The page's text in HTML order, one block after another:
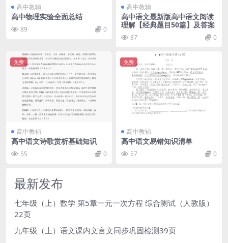
高中教辅
高中物理实验全面总结
89 0
高中教辅
高中语文最新版高中语文阅读
理解【经典题目50篇】及答案
87 0
免费
高中教辅
高中语文诗歌赏析基础知识
55 0
免费
高中教辅
高中语文易错知识清单
57 0
最新发布
七年级（上）数学 第5章一元一次方程 综合测试（人教版）
22页
九年级（上）语文课内文言文同步巩固检测39页